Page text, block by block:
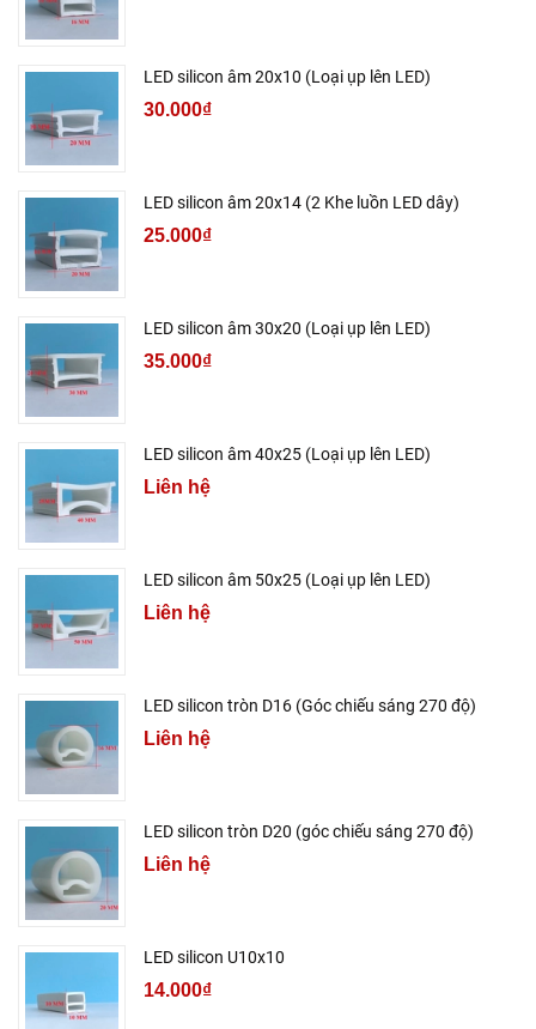
LED silicon âm 20x10 (Loại ụp lên LED)
30.000₫
LED silicon âm 20x14 (2 Khe luồn LED dây)
25.000₫
LED silicon âm 30x20 (Loại ụp lên LED)
35.000₫
LED silicon âm 40x25 (Loại ụp lên LED)
Liên hệ
LED silicon âm 50x25 (Loại ụp lên LED)
Liên hệ
LED silicon tròn D16 (Góc chiếu sáng 270 độ)
Liên hệ
LED silicon tròn D20 (góc chiếu sáng 270 độ)
Liên hệ
LED silicon U10x10
14.000₫